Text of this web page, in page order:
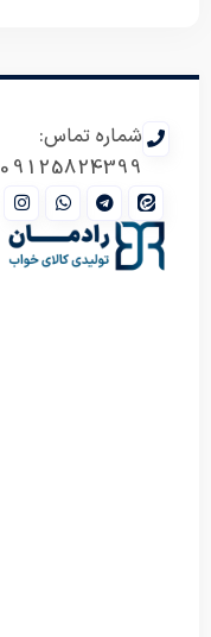
شماره تماس:
09125824399